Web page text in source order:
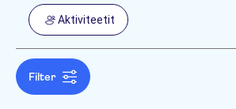
Min. €
NO-PICKUP
Ilmainen peruutus
Välitön vahvistus
Kategoriat
Aktiviteetit
Aktiviteetin kieli
German
English
Spanish
Aktiviteetit
Filter